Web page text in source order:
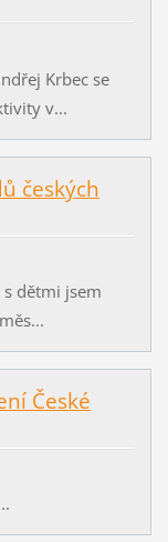
Krbec se
v...
českých
dětmi jsem
České